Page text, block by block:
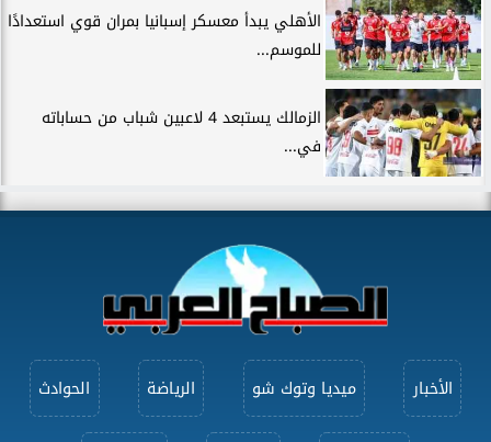
الأهلي يبدأ معسكر إسبانيا بمران قوي استعدادًا
للموسم...
الزمالك يستبعد 4 لاعبين شباب من حساباته
في...
الأخبار ميديا وتوك شو الرياضة الحوادث